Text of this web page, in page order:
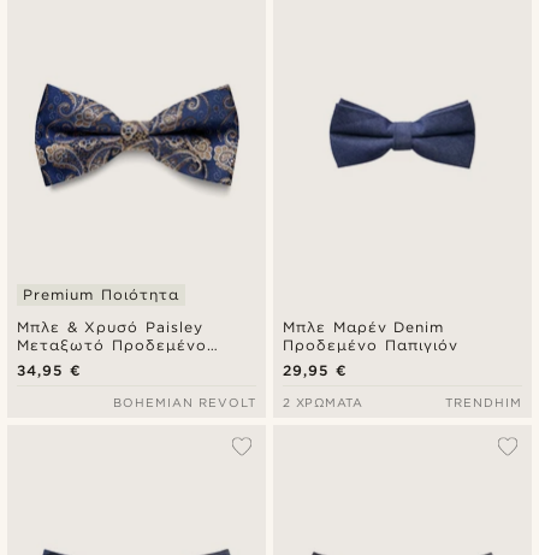
Μπλε & Χρυσό Paisley
Μεταξωτό Προδεμένο
Παπιγιόν
Premium Ποιότητα
34,95 €
BOHEMIAN REVOLT
Μπλε Μαρέν Denim
Προδεμένο Παπιγιόν
29,95 €
2 ΧΡΏΜΑΤΑ TRENDHIM